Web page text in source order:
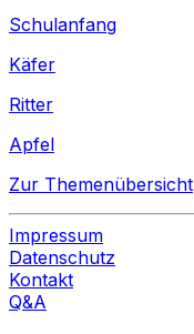
Schulanfang
Käfer
Ritter
Apfel
Zur Themenübersicht
Impressum
Datenschutz
Kontakt
Q&A